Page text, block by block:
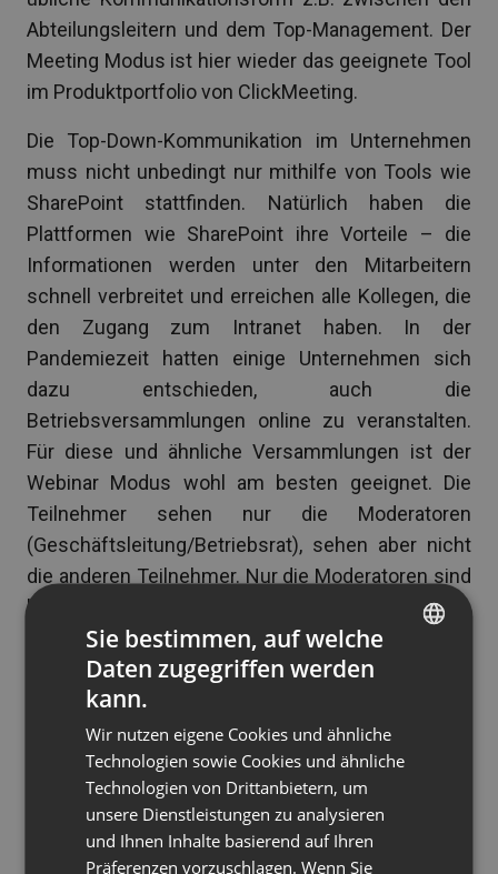
Abteilungsleitern und dem Top-Management. Der
Meeting Modus ist hier wieder das geeignete Tool
im Produktportfolio von ClickMeeting.
Die Top-Down-Kommunikation im Unternehmen
muss nicht unbedingt nur mithilfe von Tools wie
SharePoint stattfinden. Natürlich haben die
Plattformen wie SharePoint ihre Vorteile – die
Informationen werden unter den Mitarbeitern
schnell verbreitet und erreichen alle Kollegen, die
den Zugang zum Intranet haben. In der
Pandemiezeit hatten einige Unternehmen sich
dazu entschieden, auch die
Betriebsversammlungen online zu veranstalten.
Für diese und ähnliche Versammlungen ist der
Webinar Modus wohl am besten geeignet. Die
Teilnehmer sehen nur die Moderatoren
(Geschäftsleitung/Betriebsrat), sehen aber nicht
die anderen Teilnehmer. Nur die Moderatoren sind
berechtigt, Mikrofon und Kameras zu benutzen.
Sollten Fragen auftauchen, können diese im
Chatfenster gestellt werden – im Anschluss
können die Moderatoren sie beantworten.
3. Virtuelle Inhouse-Schulungen
Know-how – das unterscheidet Ihr Unternehmen
von vielen anderen. Die einzigartigen Fähigkeiten
und Kenntnisse, die nach außen geschützt, aber
ENGLISH
GERMAN
POLISH
RUSSIAN
SPANISH
Sie bestimmen, auf welche
Daten zugegriffen werden
kann.
Wir nutzen eigene Cookies und ähnliche
Technologien sowie Cookies und ähnliche
Technologien von Drittanbietern, um
unsere Dienstleistungen zu analysieren
und Ihnen Inhalte basierend auf Ihren
Präferenzen vorzuschlagen. Wenn Sie